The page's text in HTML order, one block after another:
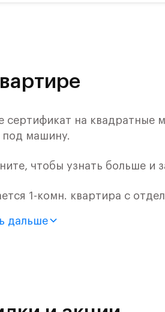
сертификат на квадратные
под машину.
чтобы узнать больше и
1-комн. квартира с
дальше